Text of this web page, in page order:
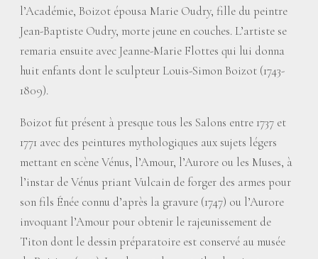
l’Académie, Boizot épousa Marie Oudry, fille du peintre
Jean-Baptiste Oudry, morte jeune en couches. L’artiste se
remaria ensuite avec Jeanne-Marie Flottes qui lui donna
huit enfants dont le sculpteur Louis-Simon Boizot (1743-
1809).
Boizot fut présent à presque tous les Salons entre 1737 et
1771 avec des peintures mythologiques aux sujets légers
mettant en scène Vénus, l’Amour, l’Aurore ou les Muses, à
l’instar de Vénus priant Vulcain de forger des armes pour
son fils Énée connu d’après la gravure (1747) ou l’Aurore
invoquant l’Amour pour obtenir le rajeunissement de
Titon dont le dessin préparatoire est conservé au musée